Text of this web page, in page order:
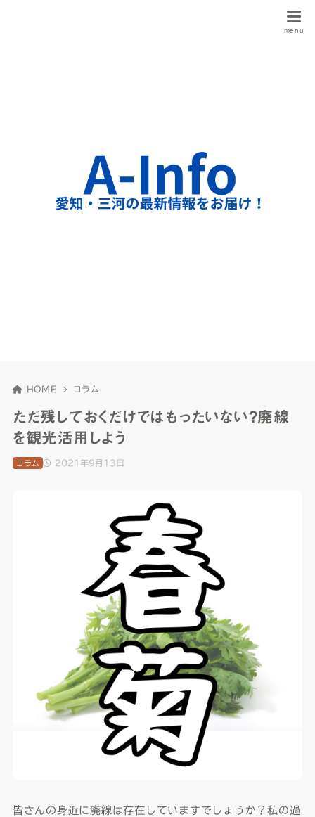
HOME コラム
ただ残しておくだけではもったいない？廃線
を観光活用しよう
2021年9月13日
コラム
皆さんの身近に廃線は存在していますでしょうか？私の過